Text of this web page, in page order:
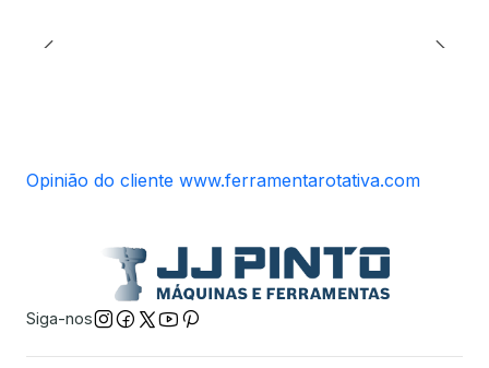
Opinião do cliente www.ferramentarotativa.com
Siga-nos